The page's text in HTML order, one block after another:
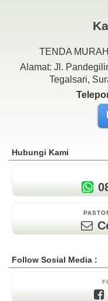
TENDA
Alamat: Jl.
Tegalsari,
Hubungi Kami
Follow Sosial Media :